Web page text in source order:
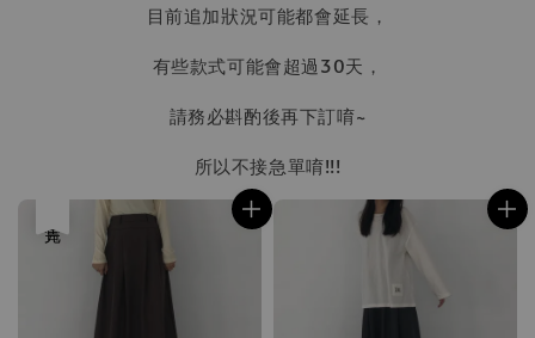
目前追加狀況可能都會延長，
有些款式可能會超過30天，
請務必斟酌後再下訂唷~
所以不接急單唷!!!